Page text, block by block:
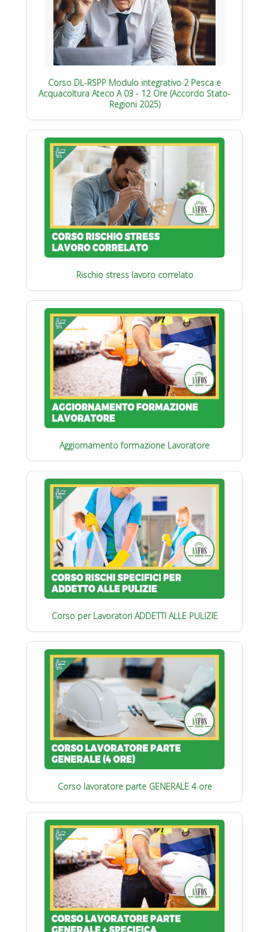
Corso DL-RSPP Modulo integrativo 2 Pesca e
Acquacoltura Ateco A 03 - 12 Ore (Accordo Stato-
Regioni 2025)
Rischio stress lavoro correlato
Aggiornamento formazione Lavoratore
Corso per Lavoratori ADDETTI ALLE PULIZIE
Corso lavoratore parte GENERALE 4 ore